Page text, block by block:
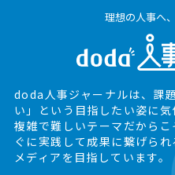
理想の人事へ
doda人事ジャーナルは、課
い」という目指したい姿に気
複雑で難しいテーマだからこ
ぐに実践して成果に繋げら
メディアを目指しています。